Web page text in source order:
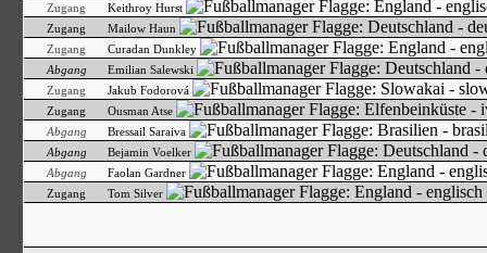
Zugang
Keithroy Hurst
Zugang
Mailow Haun
Zugang
Curadan Dunkley
Abgang
Emilian Salewski
Zugang
Jakub Fodorová
Zugang
Ousman Atse
Abgang
Bressail Saraiva
Abgang
Bejamin Voelker
Abgang
Faolan Gardner
Zugang
Tom Silver